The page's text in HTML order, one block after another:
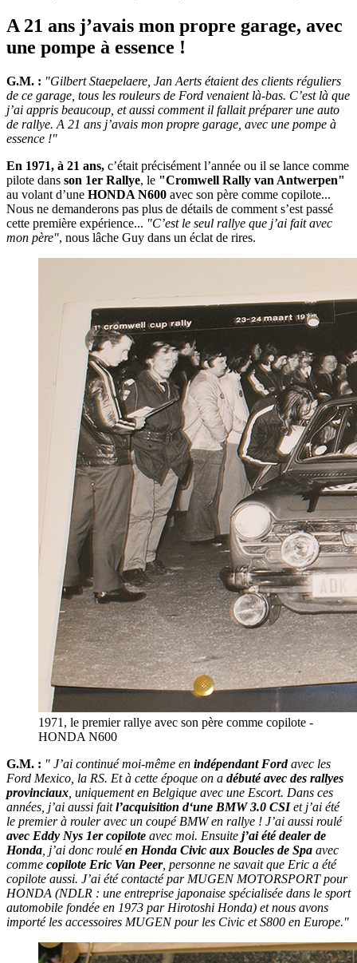
A 21 ans j’avais mon propre garage, avec
une pompe à essence !
G.M. : "Gilbert Staepelaere, Jan Aerts étaient des clients réguliers
de ce garage, tous les rouleurs de Ford venaient là-bas. C’est là que
j’ai appris beaucoup, et aussi comment il fallait préparer une auto
de rallye. A 21 ans j’avais mon propre garage, avec une pompe à
essence !"
En 1971, à 21 ans, c’était précisément l’année ou il se lance comme
pilote dans son 1er Rallye, le "Cromwell Rally van Antwerpen"
au volant d’une HONDA N600 avec son père comme copilote...
Nous ne demanderons pas plus de détails de comment s’est passé
cette première expérience... "C’est le seul rallye que j’ai fait avec
mon père", nous lâche Guy dans un éclat de rires.
1971, le premier rallye avec son père comme copilote -
HONDA N600
G.M. : " J’ai continué moi-même en indépendant Fordavec les
Ford Mexico, la RS. Et à cette époque on a débuté avec des rallyes
provinciaux , uniquement en Belgique avec une Escort. Dans ces
années, j’ai aussi faitl’acquisition d‘une BMW 3.0 CSIet j’ai été
le premier à rouler avec un coupé BMW en rallye ! J’ai aussi roulé
avec Eddy Nys 1er copilote avec moi. Ensuite j’ai été dealer de
Honda , j’ai donc rouléen Honda Civic aux Boucles de Spa avec
comme copilote Eric Van Peer, personne ne savait que Eric a été
copilote aussi. J’ai été contacté par MUGEN MOTORSPORT pour
HONDA (NDLR : une entreprise japonaise spécialisée dans le sport
automobile fondée en 1973 par Hirotoshi Honda) et nous avons
importé les accessoires MUGEN pour les Civic et S800 en Europe."